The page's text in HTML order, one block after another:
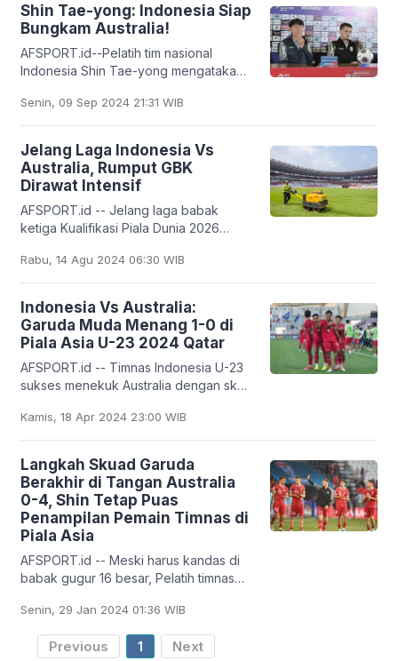
Shin Tae-yong: Indonesia Siap
Bungkam Australia!
AFSPORT.id--Pelatih tim nasional
Indonesia Shin Tae-yong mengatakan
Australia pada laga Grup C putaran
ketiga kualifikasi
Senin, 09 Sep 2024 21:31 WIB
Jelang Laga Indonesia Vs
Australia, Rumput GBK
Dirawat Intensif
AFSPORT.id -- Jelang laga babak
ketiga Kualifikasi Piala Dunia 2026
pada 10 September 2024, pengelola
Gelora Bung Karno
Rabu, 14 Agu 2024 06:30 WIB
Indonesia Vs Australia:
Garuda Muda Menang 1-0 di
Piala Asia U-23 2024 Qatar
AFSPORT.id -- Timnas Indonesia U-23
sukses menekuk Australia dengan skor
Piala Asia U-23 2024, di Stadion
Abdullah bin
Kamis, 18 Apr 2024 23:00 WIB
Langkah Skuad Garuda
Berakhir di Tangan Australia
0-4, Shin Tetap Puas
Penampilan Pemain Timnas di
Piala Asia
AFSPORT.id -- Meski harus kandas di
babak gugur 16 besar, Pelatih timnas
puas dengan perkembangan para
pemainnya selama
Senin, 29 Jan 2024 01:36 WIB
Previous 1 Next